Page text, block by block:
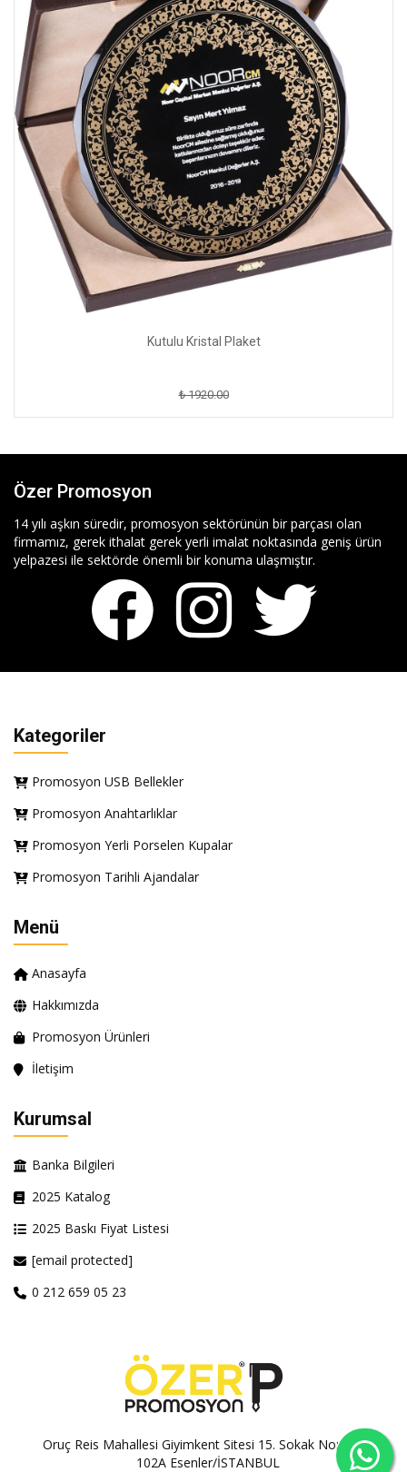
Kutulu Kristal Plaket
₺ 1920.00
Özer Promosyon
14 yılı aşkın süredir, promosyon sektörünün bir parçası olan
firmamız, gerek ithalat gerek yerli imalat noktasında geniş ürün
yelpazesi ile sektörde önemli bir konuma ulaşmıştır.
Kategoriler
Promosyon USB Bellekler
Promosyon Anahtarlıklar
Promosyon Yerli Porselen Kupalar
Promosyon Tarihli Ajandalar
Menü
Anasayfa
Hakkımızda
Promosyon Ürünleri
İletişim
Kurumsal
Banka Bilgileri
2025 Katalog
2025 Baskı Fiyat Listesi
[email protected]
0 212 659 05 23
Oruç Reis Mahallesi Giyimkent Sitesi 15. Sokak No:100A-
102A Esenler/İSTANBUL